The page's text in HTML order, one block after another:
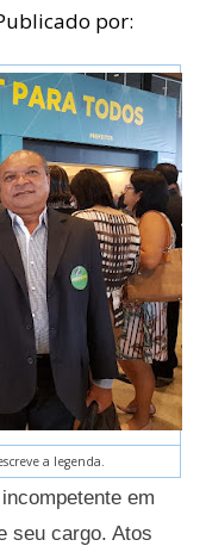
por:
a legenda.
em
seu cargo. Atos